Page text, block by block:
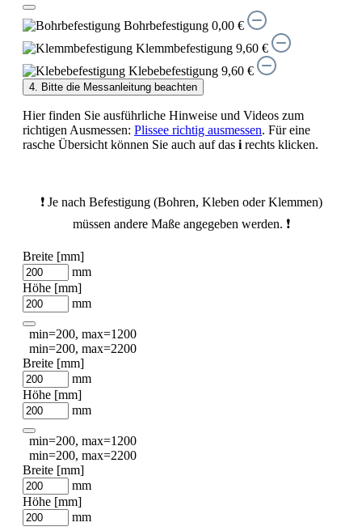
Bohrbefestigung 0,00 €
Klemmbefestigung 9,60 €
Klebebefestigung 9,60 €
4. Bitte die Messanleitung beachten
Hier finden Sie ausführliche Hinweise und Videos zum
richtigen Ausmessen: Plissee richtig ausmessen. Für eine
rasche Übersicht können Sie auch auf das i rechts klicken.
❗ Je nach Befestigung (Bohren, Kleben oder Klemmen)
müssen andere Maße angegeben werden. ❗
Breite [mm]
mm
Höhe [mm]
mm
min=200, max=1200
min=200, max=2200
Breite [mm]
mm
Höhe [mm]
mm
min=200, max=1200
min=200, max=2200
Breite [mm]
mm
Höhe [mm]
mm